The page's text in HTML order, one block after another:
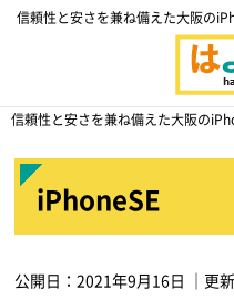
信頼性と安さを兼ね備えた大阪の
信頼性と安さを兼ね備えた大阪の
iPhoneSE
公開日：2021年9月16日 ｜更